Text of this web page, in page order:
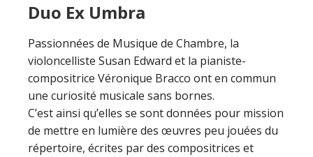
Duo Ex Umbra
Passionnées de Musique de Chambre, la
violoncelliste Susan Edward et la pianiste-
compositrice Véronique Bracco ont en commun
une curiosité musicale sans bornes.
C’est ainsi qu’elles se sont données pour mission
de mettre en lumière des œuvres peu jouées du
répertoire, écrites par des compositrices et